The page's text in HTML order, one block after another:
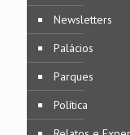
Newsletters
Palácios
Parques
Política